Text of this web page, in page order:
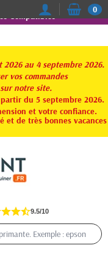
Compatibles
au 4 septembre 2026.
vos commandes
notre site.
du 5 septembre 2026.
et votre confiance.
et de très bonnes vacances
0
9.5/10